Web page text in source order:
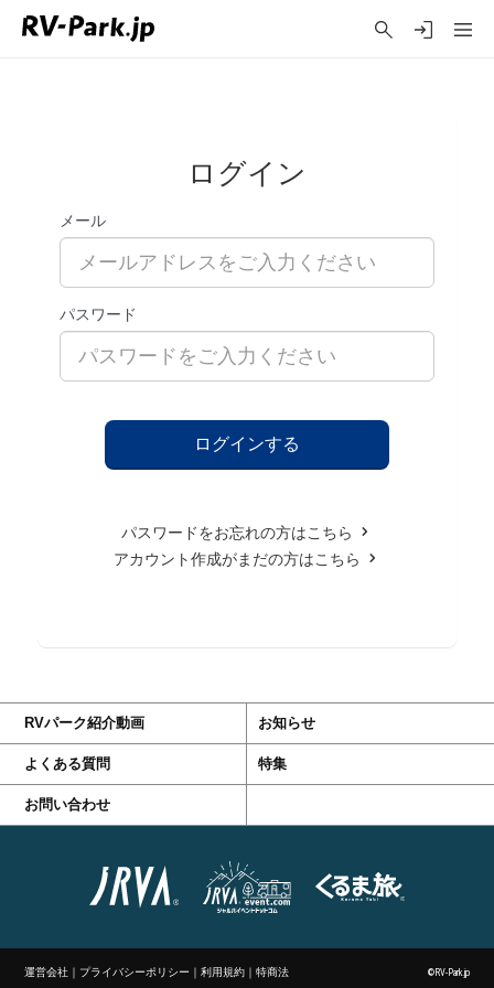
ログイン
メール
パスワード
パスワードをお忘れの方はこちら
アカウント作成がまだの方はこちら
RVパーク紹介動画 お知らせ
よくある質問 特集
お問い合わせ
運営会社 ｜ プライバシーポリシー ｜利用規約 ｜特商法 ©RV-Park.jp